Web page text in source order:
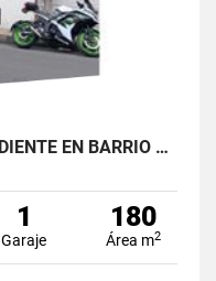
SE ARRIENDA CASA INDEPENDIENTE EN BARRIO QUIROGA SUR
1
Garaje
180
Área m2